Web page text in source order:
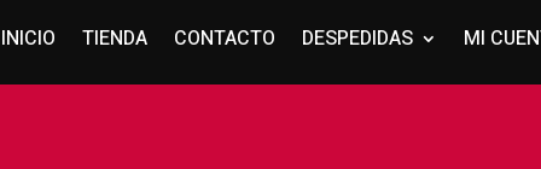
INICIO TIENDA CONTACTO DESPEDIDAS MI